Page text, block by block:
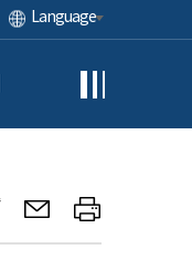
Language